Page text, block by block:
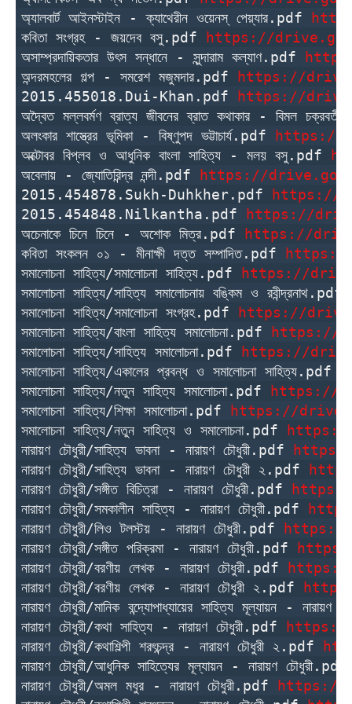
অ্যালবার্ট আইনস্টাইন - ক্যাথেরীন ওয়েনস্‌ পেয়্যার.pdf
কবিতা সংগ্রহ - জয়দেব বসু.pdf
https://
অসাম্প্রদায়িকতার উৎস সন্ধানে - সুন্দারাম কল্যাণ.pdf
অন্দরমহলের গল্প - সমরেশ মজুমদার.pdf
https://
2015.455018.Dui-Khan.pdf
https://
অদ্বৈত মল্লবর্মণ ব্রাত্য জীবনের ব্রাত কথাকার - বিমল
অলংকার শাস্ত্রের ভূমিকা - বিষ্ণুপদ ভট্টাচার্য.pdf
https://
অক্টোবর বিপ্লব ও আধুনিক বাংলা সাহিত্য - মলয় বসু.pdf
অবেলায় - জ্যোতিরিন্দ্র নন্দী.pdf
https://
2015.454878.Sukh-Duhkher.pdf
https://
2015.454848.Nilkantha.pdf
https://
অচেনাকে চিনে চিনে - অশোক মিত্র.pdf
https://
কবিতা সংকলন ০১ - মীনাক্ষী দত্ত সম্পাদিত.pdf
https://
সমালোচনা সাহিত্য/সমালোচনা সাহিত্য.pdf
https://
সমালোচনা সাহিত্য/সাহিত্য সমালোচনায় বঙ্কিম ও রবীন্দ্রনাথ.pdf
সমালোচনা সাহিত্য/সমালোচনা সংগ্রহ.pdf
https://
সমালোচনা সাহিত্য/বাংলা সাহিত্য সমালোচনা.pdf
https://
সমালোচনা সাহিত্য/সাহিত্য সমালোচনা.pdf
https://
সমালোচনা সাহিত্য/একালের প্রবন্ধ ও সমালোচনা সাহিত্য.pdf
সমালোচনা সাহিত্য/নতুন সাহিত্য সমালোচনা.pdf
https://
সমালোচনা সাহিত্য/শিক্ষা সমালোচনা.pdf
https://
সমালোচনা সাহিত্য/নতুন সাহিত্য ও সমালোচনা.pdf
https://
নারায়ণ চৌধুরী/সাহিত্য ভাবনা - নারায়ণ চৌধুরী.pdf
https://
নারায়ণ চৌধুরী/সাহিত্য ভাবনা - নারায়ণ চৌধুরী ২.pdf
নারায়ণ চৌধুরী/সঙ্গীত বিচিত্রা - নারায়ণ চৌধুরী.pdf
https://
নারায়ণ চৌধুরী/সমকালীন সাহিত্য - নারায়ণ চৌধুরী.pdf
নারায়ণ চৌধুরী/লিও টলস্টয় - নারায়ণ চৌধুরী.pdf
https://
নারায়ণ চৌধুরী/সঙ্গীত পরিক্রমা - নারায়ণ চৌধুরী.pdf
https://
নারায়ণ চৌধুরী/বরণীয় লেখক - নারায়ণ চৌধুরী.pdf
https://
নারায়ণ চৌধুরী/বরণীয় লেখক - নারায়ণ চৌধুরী ২.pdf
নারায়ণ চৌধুরী/মানিক বন্দ্যোপাধ্যায়ের সাহিত্য মূল্যায়ন -
নারায়ণ চৌধুরী/কথা সাহিত্য - নারায়ণ চৌধুরী.pdf
https://
নারায়ণ চৌধুরী/কথাশিল্পী শরৎচন্দ্র - নারায়ণ চৌধুরী ২.pdf
নারায়ণ চৌধুরী/আধুনিক সাহিত্যের মূল্যায়ন - নারায়ণ
নারায়ণ চৌধুরী/অমল মধুর - নারায়ণ চৌধুরী.pdf
https://